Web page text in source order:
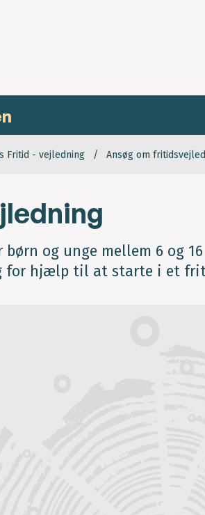
Fritid - vejledning Ansøg om
og unge mellem 6 og
for hjælp til at starte i et